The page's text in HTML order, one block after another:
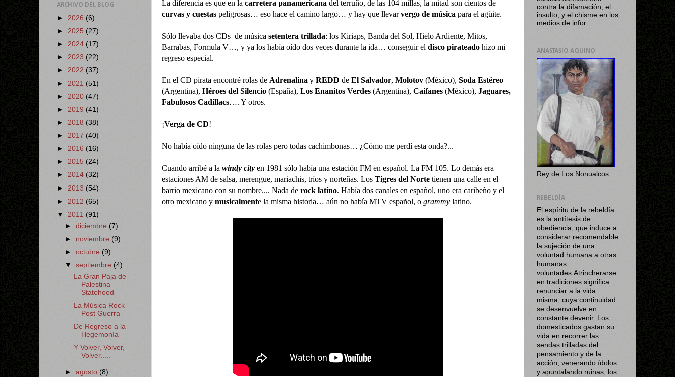
La diferencia es que en la carretera panamericana del terruño, de las 104 millas, la mitad son cientos de
curvas y cuestas peligrosas… eso hace el camino largo… y hay que llevarvergo de música para el agüite.
Sólo llevaba dos CDs de música setentera trillada: los Kiriaps, Banda del Sol, Hielo Ardiente, Mitos,
Barrabas, Formula V…, y ya los había oído dos veces durante la ida… conseguir el disco pirateado hizo mi
regreso especial.
En el CD pirata encontré rolas de Adrenalina y REDD de El Salvador, Molotov (México), Soda Estéreo
(Argentina), Héroes del Silencio (España), Los Enanitos Verdes (Argentina), Caifanes (México), Jaguares,
Fabulosos Cadillacs…. Y otros.
¡Verga de CD!
No había oído ninguna de las rolas pero todas cachimbonas… ¿Cómo me perdí esta onda?...
Cuando arribé a la windy city en 1981 sólo había una estación FM en español. La FM 105. Lo demás era
estaciones AM de salsa, merengue, mariachis, tríos y norteñas. Los Tigres del Norte tienen una calle en el
barrio mexicano con su nombre.... Nada de rock latino. Había dos canales en español, uno era caribeño y el
otro mexicano y musicalmente la misma historia… aún no había MTV español, o grammy latino.
ARCHIVO DEL BLOG
► 2026 (6)
► 2025 (27)
► 2024 (17)
► 2023 (22)
► 2022 (37)
► 2021 (51)
► 2020 (47)
► 2019 (41)
► 2018 (38)
► 2017 (40)
► 2016 (16)
► 2015 (24)
► 2014 (32)
► 2013 (54)
► 2012 (65)
▼ 2011 (91)
►diciembre (7)
► noviembre (9)
►octubre (9)
▼septiembre (4)
La Gran Paja de
Palestina
Statehood
La Música Rock
Post Guerra
De Regreso a la
Hegemonía
Y Volver, Volver,
Volver.....
►agosto (8)
contra la difamación, el
insulto, y el chisme en los
medios de infor...
ANASTASIO AQUINO
Rey de Los Nonualcos
REBELDÍA
El espíritu de la rebeldía
es la antítesis de
obediencia, que induce a
considerar recomendable
la sujeción de una
voluntad humana a otras
humanas
voluntades.Atrincherarse
en tradiciones significa
renunciar a la vida
misma, cuya continuidad
se desenvuelve en
constante devenir. Los
domesticados gastan su
vida en recorrer las
sendas trilladas del
pensamiento y de la
acción, venerando ídolos
y apuntalando ruinas; los